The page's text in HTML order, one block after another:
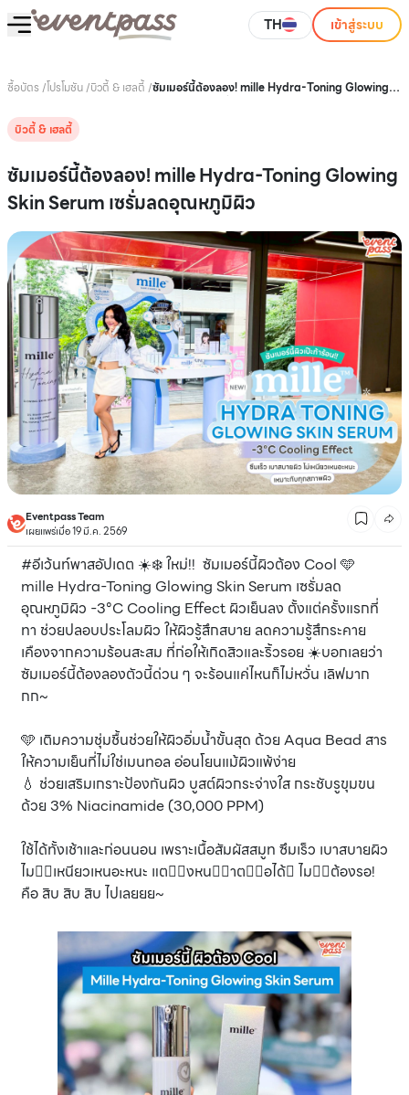
TH เข้าสู่ระบบ
ซื้อบัตร /โปรโมชัน/บิวตี้ & เฮลตี้ /ซัมเมอร์นี้ต้องลอง! mille Hydra-Toning Glowing
บิวตี้ & เฮลตี้
ซัมเมอร์นี้ต้องลอง! mille Hydra-Toning Glowing
Skin Serum เซรั่มลดอุณหภูมิผิว
Eventpass Team
เผยแพร่เมื่อ 19 มี.ค. 2569
#อีเว้นท์พาสอัปเดต ☀️❄️ ใหม่!! ซัมเมอร์นี้ผิวต้อง Cool 🩵
mille Hydra-Toning Glowing Skin Serum เซรั่มลด
อุณหภูมิผิว -3°C Cooling Effect ผิวเย็นลง ตั้งแต่ครั้งแรกที่
ทา ช่วยปลอบประโลมผิว ให้ผิวรู้สึกสบาย ลดความรู้สึกระคาย
เคืองจากความร้อนสะสม ที่ก่อให้เกิดสิวและริ้วรอย ☀️บอกเลยว่า
ซัมเมอร์นี้ต้องลองตัวนี้ด่วน ๆ จะร้อนแค่ไหนก็ไม่หวั่น เลิฟมาก
กก~
🩵 เติมความชุ่มชื้นช่วยให้ผิวอิ่มน้ำขั้นสุด ด้วย Aqua Bead สาร
ให้ความเย็นที่ไม่ใช่เมนทอล อ่อนโยนแม้ผิวแพ้ง่าย
💧 ช่วยเสริมเกราะป้องกันผิว บูสต์ผิวกระจ่างใส กระชับรูขุมขน
ด้วย 3% Niacinamide (30,000 PPM)
ใช้ได้ทั้งเช้าและก่อนนอน เพราะเนื้อสัมผัสสมูท ซึมเร็ว เบาสบายผิว
ไม่เหนียวเหนอะหนะ แต่งหน้าต่อได้ ไม่ต้องรอ!
คือ สิบ สิบ สิบ ไปเลยยย~